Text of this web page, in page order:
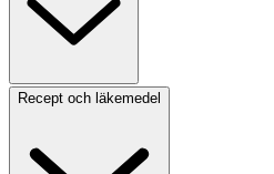
Recept och läkemedel